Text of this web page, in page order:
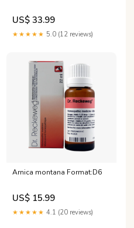
US$ 33.99
★★★★★ 5.0 (12 reviews)
Arnica montana Format:D6
US$ 15.99
★★★★★ 4.1 (20 reviews)